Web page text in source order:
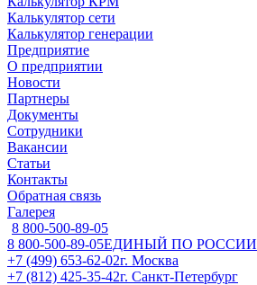
Калькулятор сети
Калькулятор генерации
Предприятие
О предприятии
Новости
Партнеры
Документы
Сотрудники
Вакансии
Статьи
Контакты
Обратная связь
Галерея
8 800-500-89-05
8 800-500-89-05ЕДИНЫЙ ПО РОССИИ
+7 (499) 653-62-02г. Москва
+7 (812) 425-35-42г. Санкт-Петербург